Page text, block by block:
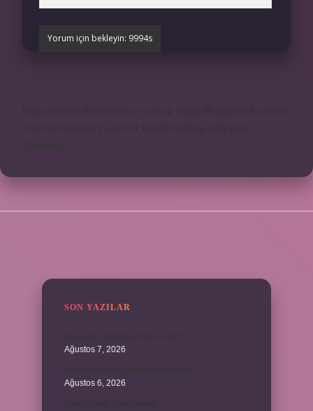
SON YAZILAR
Ağustos 7, 2026
Ağustos 6, 2026